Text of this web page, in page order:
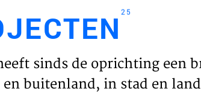
HOME
25
sinds de oprichting een
buitenland, in stad en